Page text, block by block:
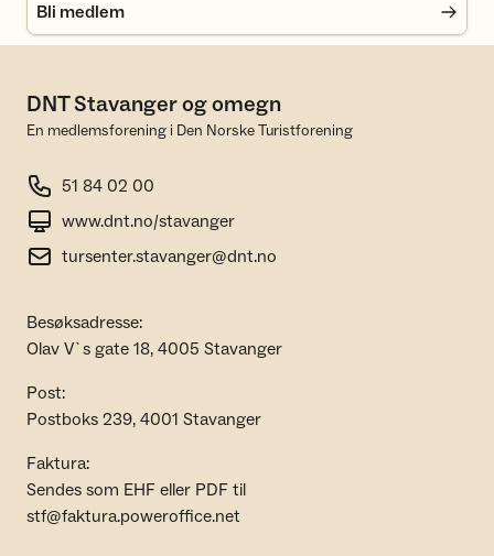
Bli medlem
DNT Stavanger og omegn
En medlemsforening i Den Norske Turistforening
51 84 02 00
www.dnt.no/stavanger
tursenter.stavanger@dnt.no
Besøksadresse:
Olav V`s gate 18, 4005 Stavanger
Post:
Postboks 239, 4001 Stavanger
Faktura:
Sendes som EHF eller PDF til
stf@faktura.poweroffice.net